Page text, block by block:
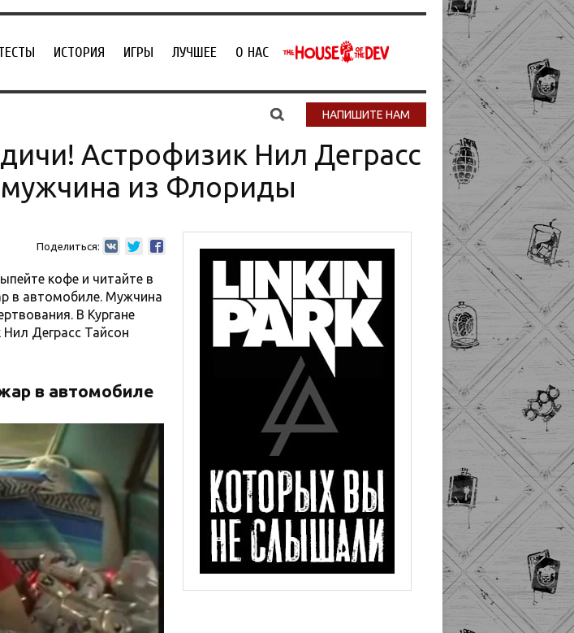
ИСТОРИЯ ИГРЫ ЛУЧШЕЕ О НАС
НАПИШИТЕ НАМ
Астрофизик Нил Деграсс
из Флориды
Поделиться:
кофе и читайте в
в автомобиле. Мужчина
В Кургане
Деграсс Тайсон
в автомобиле